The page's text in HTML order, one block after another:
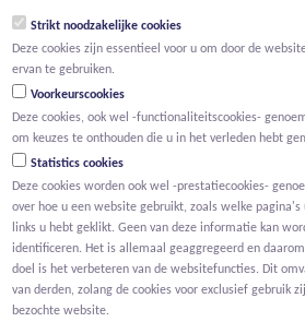
Oude Liersebaan
tel +32 15 23 74
info@w-care.be
Strikt noodzakelijke cookies
Deze cookies zijn essentieel voor u om door de
ervan te gebruiken.
Voorkeurscookies
Deze cookies, ook wel -functionaliteitscookies-
om keuzes te onthouden die u in het verleden hebt
Statistics cookies
Deze cookies worden ook wel -prestatiecookies-
over hoe u een website gebruikt, zoals welke
links u hebt geklikt. Geen van deze informatie kan
identificeren. Het is allemaal geaggregeerd en
doel is het verbeteren van de websitefuncties. Dit
van derden, zolang de cookies voor exclusief gebruik
bezochte website.